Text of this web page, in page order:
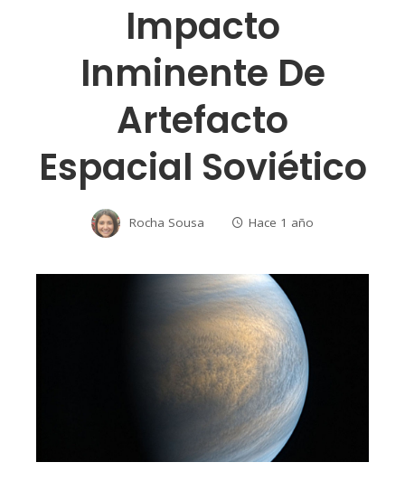
Impacto
Inminente De
Artefacto
Espacial Soviético
Rocha Sousa Hace 1 año